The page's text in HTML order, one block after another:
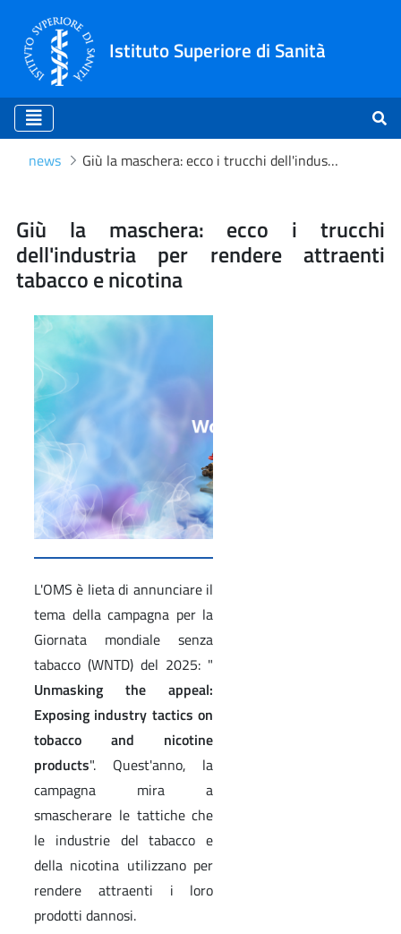
Istituto Superiore di Sanità
news Giù la maschera: ecco i trucchi dell'industria per rendere attraenti tabacco e nicotina
Giù la maschera: ecco i
Giù la maschera: ecco i trucchi
dell'industria per rendere attraenti
tabacco e nicotina
L'OMS è lieta di annunciare il
tema della campagna per la
Giornata mondiale senza
tabacco (WNTD) del 2025: "
Unmasking the appeal:
Exposing industry tactics on
tobacco and nicotine
products". Quest'anno, la
campagna mira a
smascherare le tattiche che
le industrie del tabacco e
della nicotina utilizzano per
rendere attraenti i loro
prodotti dannosi.